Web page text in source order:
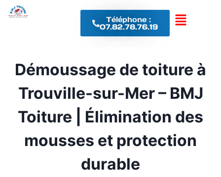
Téléphone :
07.82.78.76.19
Démoussage de toiture à
Trouville-sur-Mer – BMJ
Toiture | Élimination des
mousses et protection
durable